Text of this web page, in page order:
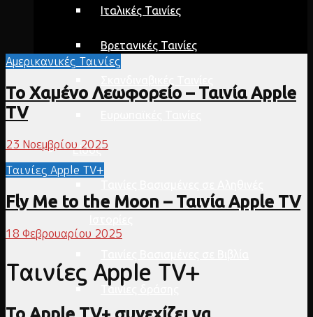
Ιταλικές Ταινίες
Βρετανικές Ταινίες
Είδος
Ταινίες δράσης
Αμερικανικές Ταινίες
Το Χαμένο Λεωφορείο – Ταινία Apple
TV
23 Νοεμβρίου 2025
Ταινίες Apple TV+
Fly Me to the Moon – Ταινία Apple TV
18 Φεβρουαρίου 2025
Ταινίες Apple TV+